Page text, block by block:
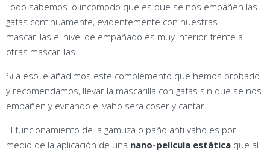
Todo sabemos lo incomodo que es que se nos empañen las
gafas continuamente, evidentemente con nuestras
mascarillas el nivel de empañado es muy inferior frente a
otras mascarillas.
Si a eso le añadimos este complemento que hemos probado
y recomendamos, llevar la mascarilla con gafas sin que se nos
empañen y evitando el vaho sera coser y cantar.
El funcionamiento de la gamuza o paño anti vaho es por
medio de la aplicación de una nano-película estática que al